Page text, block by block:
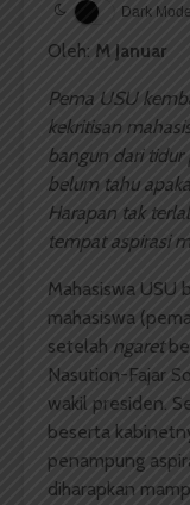
Dark
Oleh: M Januar
Pema USU
kekritisan
bangun dari
belum tahu
Harapan tak
tempat aspirasi
Mahasiswa USU
mahasiswa
setelah ngaret
Nasution-Fajar
wakil presiden.
beserta
penampung
diharapkan